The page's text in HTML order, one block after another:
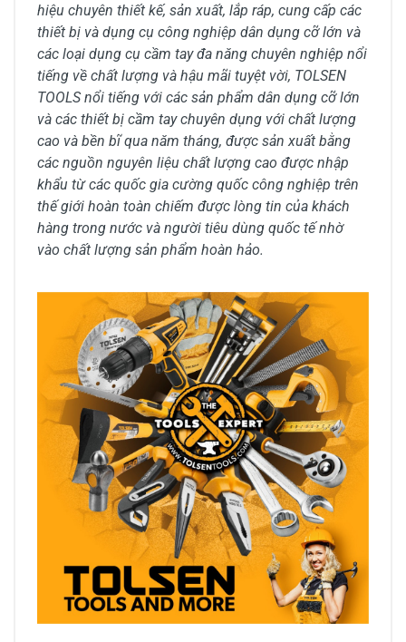
hiệu chuyên thiết kế, sản xuất, lắp ráp, cung cấp các
thiết bị và dụng cụ công nghiệp dân dụng cỡ lớn và
các loại dụng cụ cầm tay đa năng chuyên nghiệp nổi
tiếng về chất lượng và hậu mãi tuyệt vời, TOLSEN
TOOLS nổi tiếng với các sản phẩm dân dụng cỡ lớn
và các thiết bị cầm tay chuyên dụng với chất lượng
cao và bền bĩ qua năm tháng, được sản xuất bằng
các nguồn nguyên liệu chất lượng cao được nhập
khẩu từ các quốc gia cường quốc công nghiệp trên
thế giới hoàn toàn chiếm được lòng tin của khách
hàng trong nước và người tiêu dùng quốc tế nhờ
vào chất lượng sản phẩm hoàn hảo.